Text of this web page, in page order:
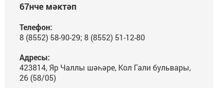
67нче мәктәп
Телефон:
8 (8552) 58-90-29; 8 (8552) 51-12-80
Адресы:
423814, Яр Чаллы шәһәре, Кол Гали бульвары,
26 (58/05)